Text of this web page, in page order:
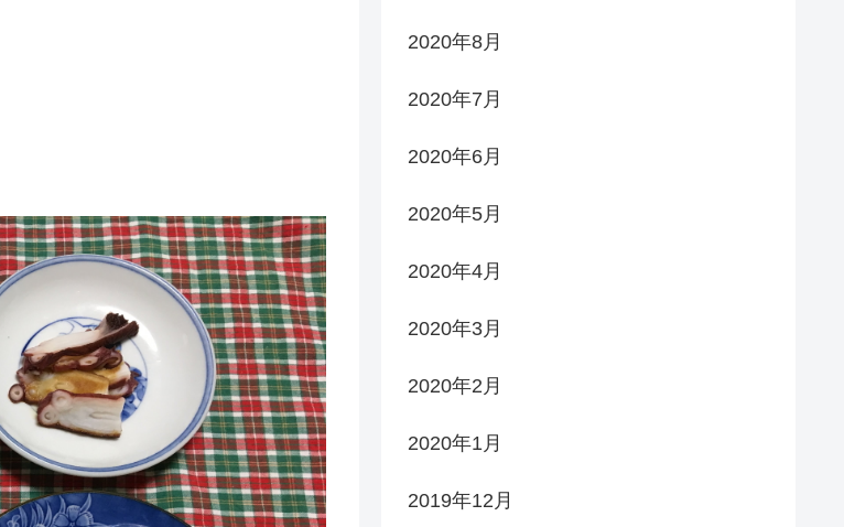
2020年8月
2020年7月
2020年6月
2020年5月
2020年4月
2020年3月
2020年2月
2020年1月
2019年12月